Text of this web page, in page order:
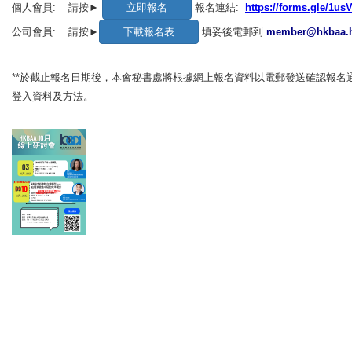
個人會員:
請按► 報名連結: https://forms.gle/
公司會員: 請按► 填妥後電郵到
**於截止報名日期後，本會秘書處將根據網上報名資料以電郵發送確認報名
登入資料及方法。